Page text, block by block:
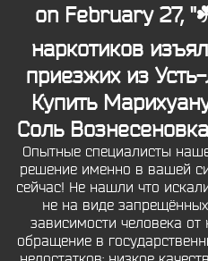
on February 27,
наркотиков
приезжих из
Купить
Соль
Опытные специалисты
решение именно в вашей
сейчас! Не нашли что
не на виде
зависимости человека от
обращение в